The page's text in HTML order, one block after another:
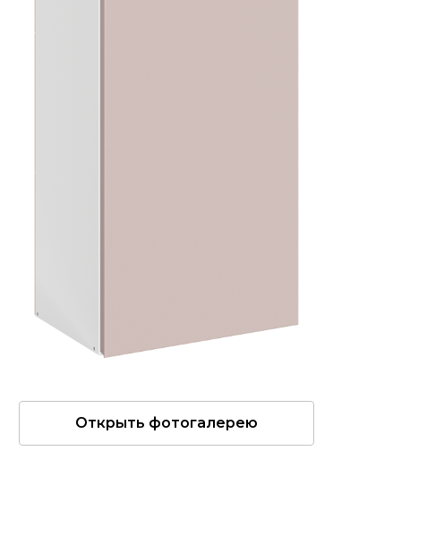
Открыть фотогалерею